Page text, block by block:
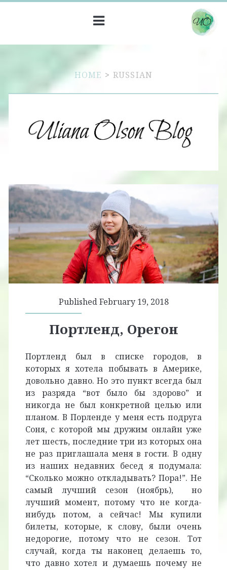
HOME > RUSSIAN
Published February 19, 2018
Портленд, Орегон
Портленд был в списке городов, в
которых я хотела побывать в Америке,
довольно давно. Но это пункт всегда был
из разряда “вот было бы здорово” и
никогда не был конкретной целью или
планом. В Порленде у меня есть подруга
Соня, с которой мы дружим онлайн уже
лет шесть, последние три из которых она
не раз приглашала меня в гости. В одну
из наших недавних бесед я подумала:
“Сколько можно откладывать? Пора!”. Не
самый лучший сезон (ноябрь), но
лучший момент, потому что не когда-
нибудь потом, а сейчас! Мы купили
билеты, которые, к слову, были очень
недорогие, потому что не сезон. Тот
случай, когда ты наконец делаешь то,
что давно хотел и думаешь почему не